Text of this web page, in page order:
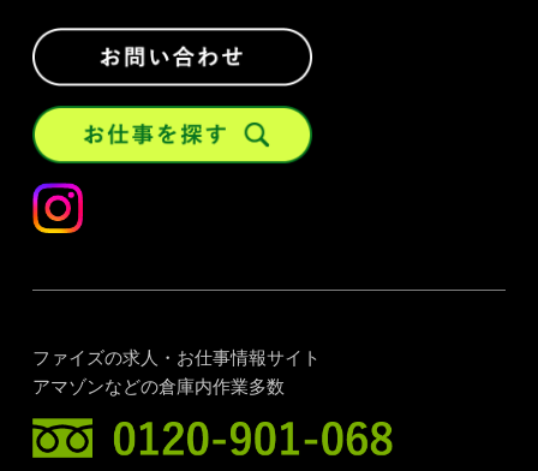
ファイズの求人・お仕事情報サイト
アマゾンなどの倉庫内作業多数